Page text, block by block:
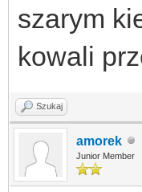
szarym
kowali
Szukaj
amorek
Junior Member